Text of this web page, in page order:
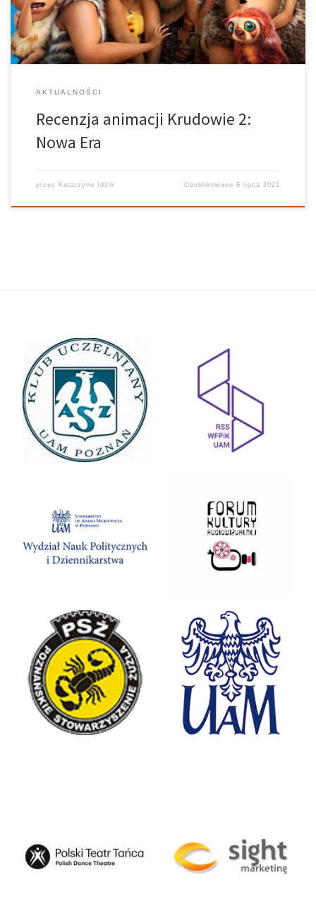
AKTUALNOŚCI
Recenzja animacji Krudowie 2:
Nowa Era
przez Katarzyna Idzik Opublikowano8 lipca 2021